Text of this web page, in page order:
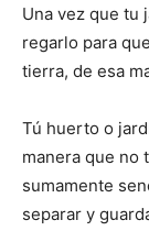
Una vez que tu
regarlo para
tierra, de esa
Tú huerto o
manera que no
sumamente
separar y